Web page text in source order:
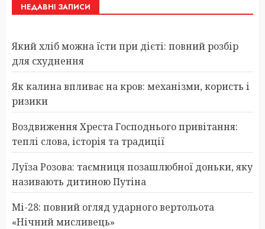
НЕДАВНІ ЗАПИСИ
Який хліб можна їсти при дієті: повний розбір
для схуднення
Як калина впливає на кров: механізми, користь і
ризики
Воздвиження Хреста Господнього привітання:
теплі слова, історія та традиції
Луїза Розова: таємниця позашлюбної доньки, яку
називають дитиною Путіна
Мі-28: повний огляд ударного вертольота
«Нічний мисливець»